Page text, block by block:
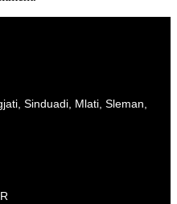
Sinduadi, Mlati, Sleman,